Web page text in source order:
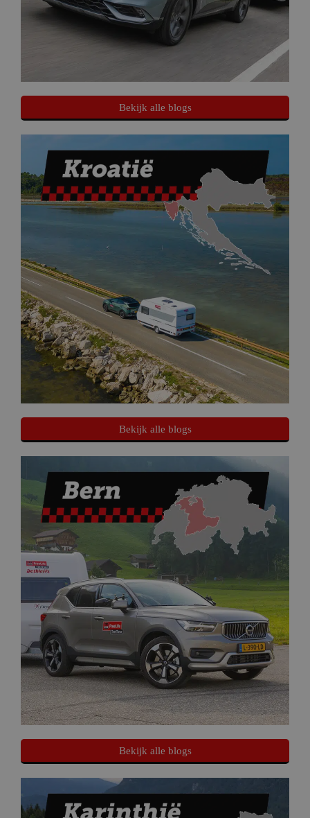
Bekijk alle blogs
Bekijk alle blogs
Bekijk alle blogs